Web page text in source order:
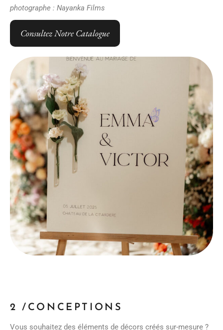
photographe : Nayanka Films
Consultez Notre Catalogue
2 /CONCEPTIONS
Vous souhaitez des éléments de décors créés sur-mesure ?